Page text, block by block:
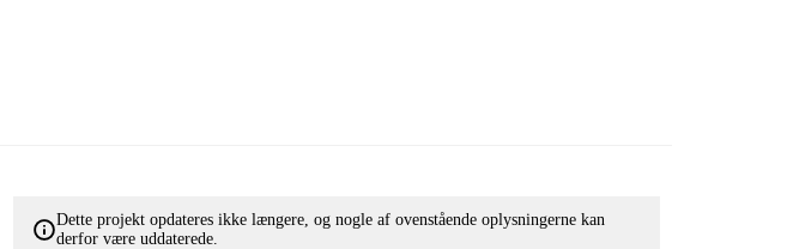
Dette projekt opdateres ikke længere, og nogle af ovenstående oplysningerne kan
derfor være uddaterede.